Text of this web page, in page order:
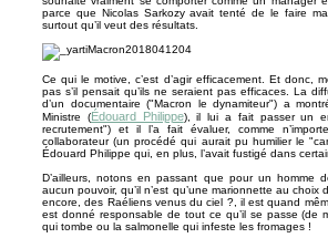
parce que Nicolas Sarkozy avait tenté de le faire
surtout qu’il veut des résultats.
Ce qui le motive, c’est d’agir efficacement. Et donc,
pas s’il pensait qu’ils ne seraient pas efficaces. La
d’un documentaire ("Macron le dynamiteur") a
Ministre (Édouard Philippe), il lui a fait passer un
recrutement") et il l’a fait évaluer, comme
collaborateur (un procédé qui aurait pu humilier le
Édouard Philippe qui, en plus, l’avait fustigé dans
D’ailleurs, notons en passant que pour un homme
aucun pouvoir, qu’il n’est qu’une marionnette au
encore, des Raéliens venus du ciel ?, il est quand
est donné responsable de tout ce qu’il se passe (de
qui tombe ou la salmonelle qui infeste les fromages !